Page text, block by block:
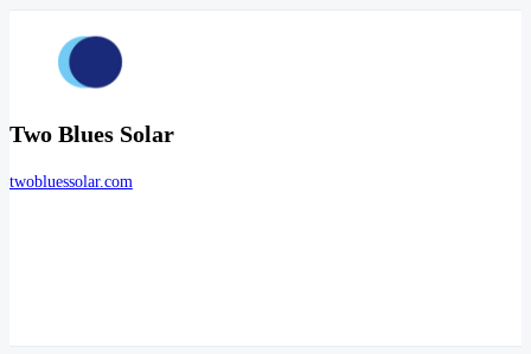
Two Blues Solar
twobluessolar.com